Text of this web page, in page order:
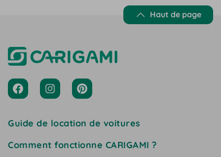
Haut de page
Guide de location de voitures
Comment fonctionne CARIGAMI ?